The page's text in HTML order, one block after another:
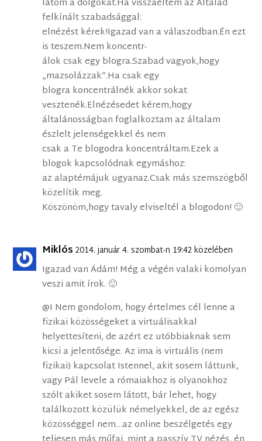
látom a dolgokat.Ha visszaéltem az Általad
felkínált szabadsággal:
elnézést kérek!Igazad van a válaszodban.Én ezt
is teszem.Nem koncentr-
álok csak egy blogra.Szabad vagyok,hogy
„mazsolázzak”.Ha csak egy
blogra koncentrálnék akkor sokat
vesztenék.Elnézésedet kérem,hogy
általánosságban foglalkoztam az általam
észlelt jelenségekkel és nem
csak a Te blogodra koncentráltam.Ezek a
blogok kapcsolódnak egymáshoz:
az alaptémájuk ugyanaz.Csak más szemszögből
közelítik meg.
Köszönöm,hogy tavaly elviseltél a blogodon! 🙂
Miklós 2014. január 4. szombat-n 19:42 közelében
Igazad van Ádám! Még a végén valaki komolyan
veszi amit írok. 🙂
@I Nem gondolom, hogy értelmes cél lenne a
fizikai közösségeket a virtuálisakkal
helyettesíteni, de azért ez utóbbiaknak sem
kicsi a jelentősége. Az ima is virtuális (nem
fizikai) kapcsolat Istennel, akit sosem láttunk,
vagy Pál levele a rómaiakhoz is olyanokhoz
szólt akiket sosem látott, bár lehet, hogy
találkozott közülük némelyekkel, de az egész
közösséggel nem…az online beszélgetés egy